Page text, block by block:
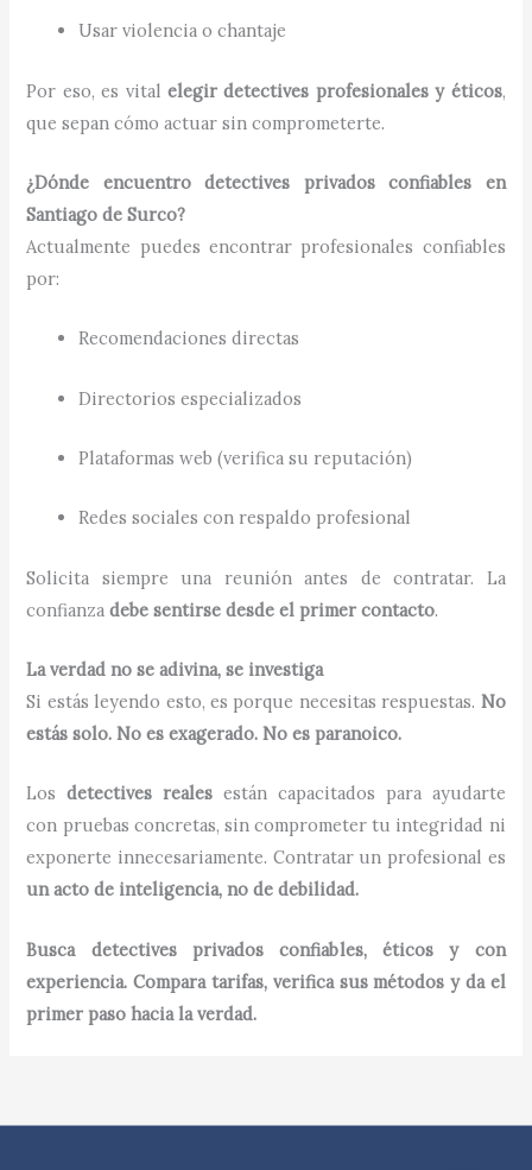
Usar violencia o chantaje
Por eso, es vital elegir detectives profesionales y éticos,
que sepan cómo actuar sin comprometerte.
¿Dónde encuentro detectives privados confiables en
Santiago de Surco?
Actualmente puedes encontrar profesionales confiables
por:
Recomendaciones directas
Directorios especializados
Plataformas web (verifica su reputación)
Redes sociales con respaldo profesional
Solicita siempre una reunión antes de contratar. La
confianzadebe sentirse desde el primer contacto.
La verdad no se adivina, se investiga
Si estás leyendo esto, es porque necesitas respuestas. No
estás solo. No es exagerado. No es paranoico.
Losdetectives reales están capacitados para ayudarte
con pruebas concretas, sin comprometer tu integridad ni
exponerte innecesariamente. Contratar un profesional es
un acto de inteligencia, no de debilidad.
Busca detectives privados confiables, éticos y con
experiencia. Compara tarifas, verifica sus métodos y da el
primer paso hacia la verdad.